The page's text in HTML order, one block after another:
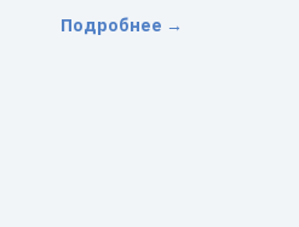
Подробнее →